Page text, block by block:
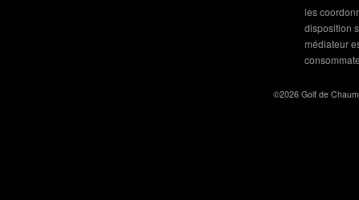
les
disposition
médiateur
©2026 Golf de